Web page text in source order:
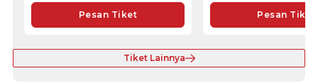
Pesan Tiket Pesan Tiket
Tiket Lainnya